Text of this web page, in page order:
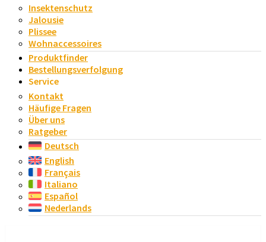
Insektenschutz
Jalousie
Plissee
Wohnaccessoires
Produktfinder
Bestellungsverfolgung
Service
Kontakt
Häufige Fragen​
Über uns
Ratgeber
Deutsch
English
Français
Italiano
Español
Nederlands